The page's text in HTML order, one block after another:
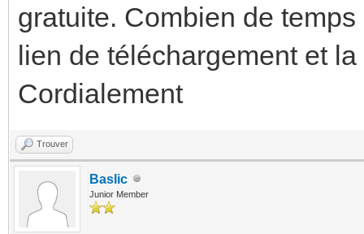
gratuite. Combien de
lien de téléchargement et
Cordialement
Trouver
Baslic
Junior Member